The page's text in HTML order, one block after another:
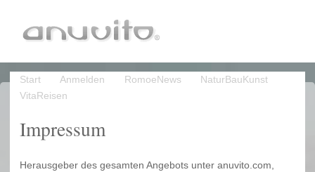
Start Anmelden RomoeNews
NaturBauKunst
VitaReisen
Impressum
Herausgeber des gesamten Angebots unter anuvito.com,